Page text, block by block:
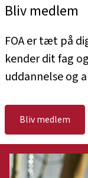
Bliv medlem
FOA er tæt på
kender dit fag
uddannelse og
Bliv medlem